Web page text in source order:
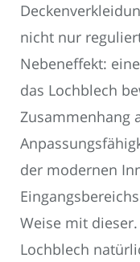
nicht nur
Nebeneffekt:
das Lochblech
Zusammenhang
der modernen
Weise mit
Lochblech